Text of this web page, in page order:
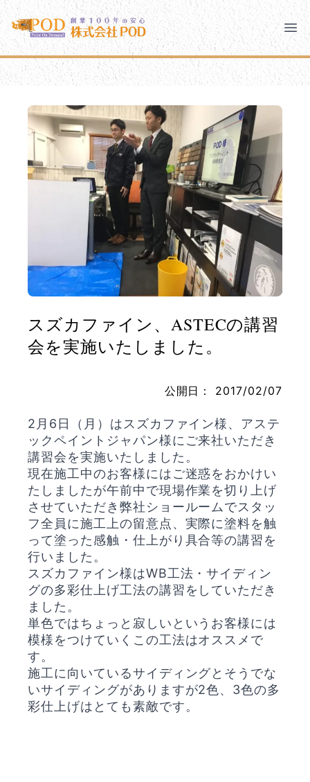
メインコンテンツにスキップ
株式会社ペイント・オン・デマンド
千葉の外壁塗装・屋根塗装なら創業100年の安心 ペイン
株式会社ペイント・オン・デマンド
モバイルメニュー
PODのまちづくり 安心の取り組み
ご相談と流れ よくあるご質問
PODについて
スズカファイン、ASTECの講習
会を実施いたしました。
公開日： 2017/02/07
2月6日（月）はスズカファイン様、アステ
ックペイントジャパン様にご来社いただき
講習会を実施いたしました。
現在施工中のお客様にはご迷惑をおかけい
たしましたが午前中で現場作業を切り上げ
させていただき弊社ショールームでスタッ
フ全員に施工上の留意点、実際に塗料を触
って塗った感触・仕上がり具合等の講習を
行いました。
スズカファイン様はWB工法・サイディン
グの多彩仕上げ工法の講習をしていただき
ました。
単色ではちょっと寂しいというお客様には
模様をつけていくこの工法はオススメで
す。
施工に向いているサイディングとそうでな
いサイディングがありますが2色、3色の多
彩仕上げはとても素敵です。